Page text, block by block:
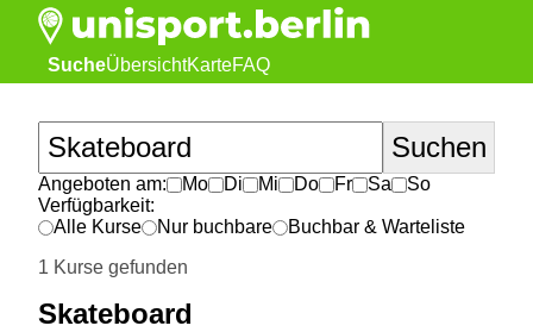
SucheÜbersichtKarteFAQ
Angeboten am: Mo Di Mi Do Fr Sa
So
Verfügbarkeit:
Alle Kurse
Nur buchbare
Buchbar & Warteliste
1 Kurse gefunden
Skateboard